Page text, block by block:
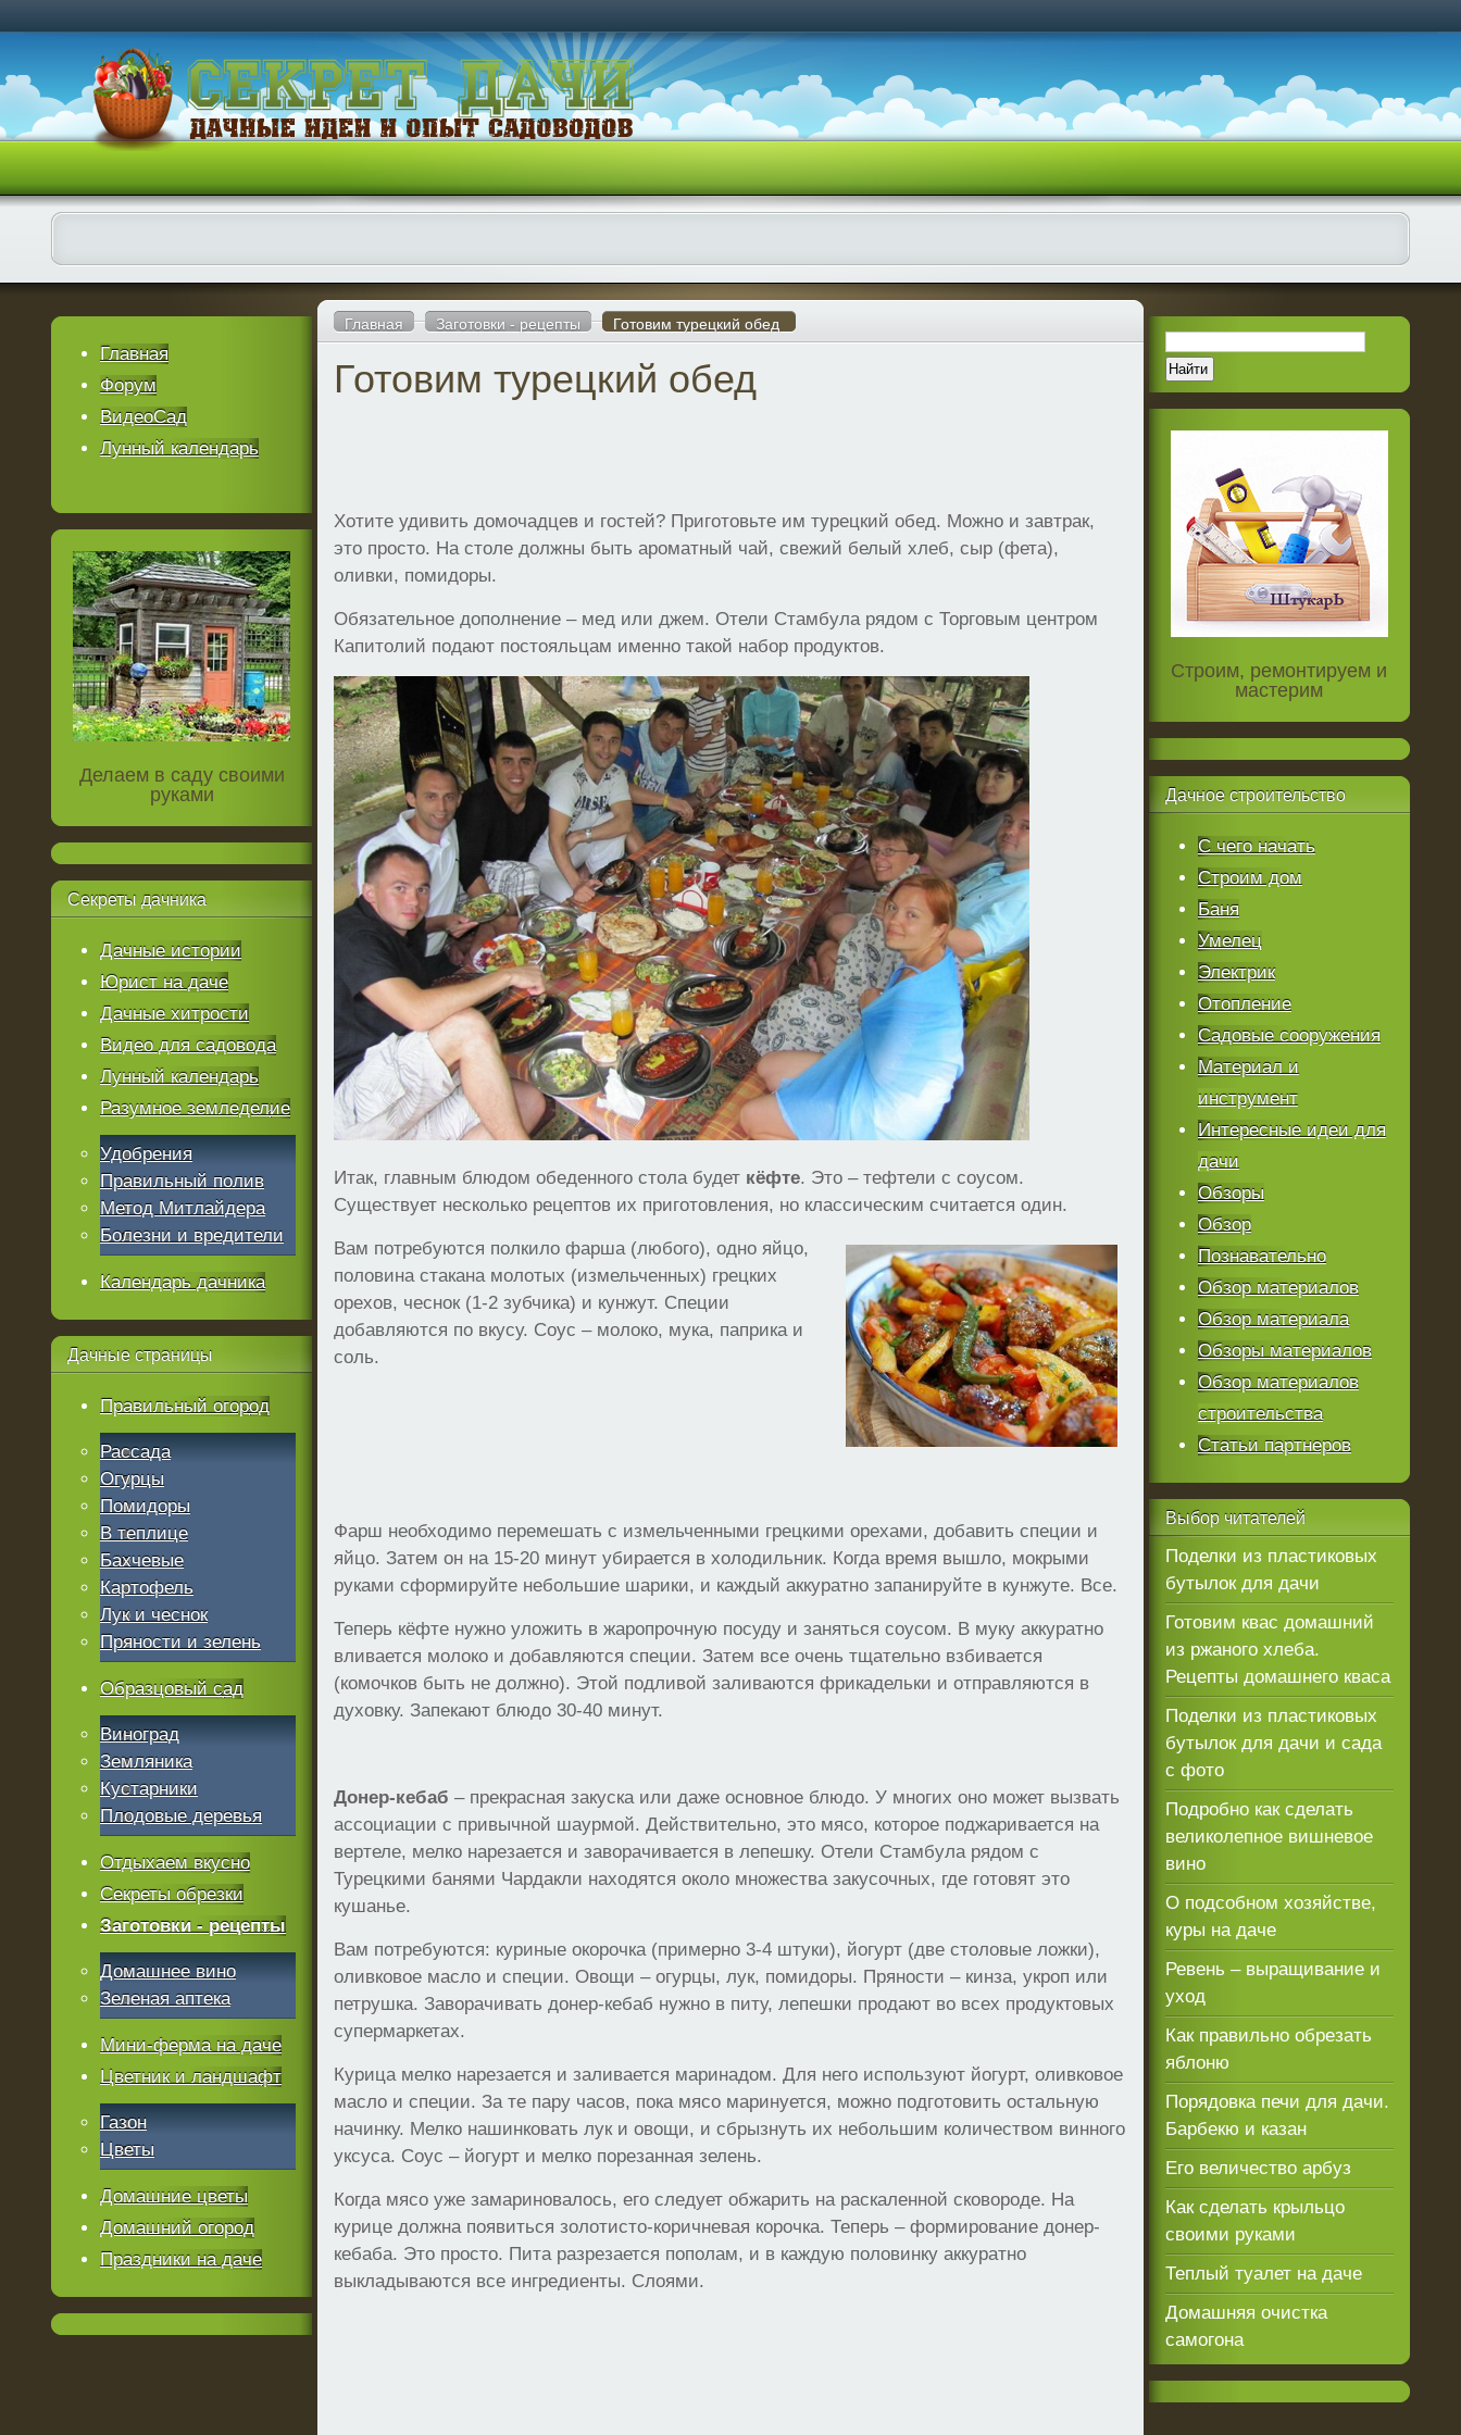
Главная Заготовки - рецепты Готовим турецкий обед
Готовим турецкий обед
Хотите удивить домочадцев и гостей? Приготовьте им турецкий обед. Можно и завтрак,
это просто. На столе должны быть ароматный чай, свежий белый хлеб, сыр (фета),
оливки, помидоры.
Обязательное дополнение – мед или джем. Отели Стамбула рядом с Торговым центром
Капитолий подают постояльцам именно такой набор продуктов.
Итак, главным блюдом обеденного стола будет кёфте. Это – тефтели с соусом.
Существует несколько рецептов их приготовления, но классическим считается один.
Вам потребуются полкило фарша (любого), одно яйцо,
половина стакана молотых (измельченных) грецких
орехов, чеснок (1-2 зубчика) и кунжут. Специи
добавляются по вкусу. Соус – молоко, мука, паприка и
соль.
Фарш необходимо перемешать с измельченными грецкими орехами, добавить специи и
яйцо. Затем он на 15-20 минут убирается в холодильник. Когда время вышло, мокрыми
руками сформируйте небольшие шарики, и каждый аккуратно запанируйте в кунжуте. Все.
Теперь кёфте нужно уложить в жаропрочную посуду и заняться соусом. В муку аккуратно
вливается молоко и добавляются специи. Затем все очень тщательно взбивается
(комочков быть не должно). Этой подливой заливаются фрикадельки и отправляются в
духовку. Запекают блюдо 30-40 минут.
Донер-кебаб – прекрасная закуска или даже основное блюдо. У многих оно может вызвать
ассоциации с привычной шаурмой. Действительно, это мясо, которое поджаривается на
вертеле, мелко нарезается и заворачивается в лепешку. Отели Стамбула рядом с
Турецкими банями Чардакли находятся около множества закусочных, где готовят это
кушанье.
Вам потребуются: куриные окорочка (примерно 3-4 штуки), йогурт (две столовые ложки),
оливковое масло и специи. Овощи – огурцы, лук, помидоры. Пряности – кинза, укроп или
петрушка. Заворачивать донер-кебаб нужно в питу, лепешки продают во всех продуктовых
супермаркетах.
Курица мелко нарезается и заливается маринадом. Для него используют йогурт, оливковое
масло и специи. За те пару часов, пока мясо маринуется, можно подготовить остальную
начинку. Мелко нашинковать лук и овощи, и сбрызнуть их небольшим количеством винного
уксуса. Соус – йогурт и мелко порезанная зелень.
Когда мясо уже замариновалось, его следует обжарить на раскаленной сковороде. На
курице должна появиться золотисто-коричневая корочка. Теперь – формирование донер-
кебаба. Это просто. Пита разрезается пополам, и в каждую половинку аккуратно
выкладываются все ингредиенты. Слоями.
Главная
Форум
ВидеоСад
Лунный календарь
Делаем в саду своими
руками
Секреты дачника
Дачные истории
Юрист на даче
Дачные хитрости
Видео для садовода
Лунный календарь
Разумное земледелие
Удобрения
Правильный полив
Метод Митлайдера
Болезни и вредители
Календарь дачника
Дачные страницы
Правильный огород
Рассада
Огурцы
Помидоры
В теплице
Бахчевые
Картофель
Лук и чеснок
Пряности и зелень
Образцовый сад
Виноград
Земляника
Кустарники
Плодовые деревья
Отдыхаем вкусно
Секреты обрезки
Заготовки - рецепты
Домашнее вино
Зеленая аптека
Мини-ферма на даче
Цветник и ландшафт
Газон
Цветы
Домашние цветы
Домашний огород
Праздники на даче
Строим, ремонтируем и
мастерим
Дачноестроительство
С чего начать
Строим дом
Баня
Умелец
Электрик
Отопление
Садовые сооружения
Материал и
инструмент
Интересные идеи для
дачи
Обзоры
Обзор
Познавательно
Обзор материалов
Обзор материала
Обзоры материалов
Обзор материалов
строительства
Статьи партнеров
Выборчитателей
Поделки из пластиковых
бутылок для дачи
Готовим квас домашний
из ржаного хлеба.
Рецепты домашнего кваса
Поделки из пластиковых
бутылок для дачи и сада
с фото
Подробно как сделать
великолепное вишневое
вино
О подсобном хозяйстве,
куры на даче
Ревень – выращивание и
уход
Как правильно обрезать
яблоню
Порядовка печи для дачи.
Барбекю и казан
Его величество арбуз
Как сделать крыльцо
своими руками
Теплый туалет на даче
Домашняя очистка
самогона